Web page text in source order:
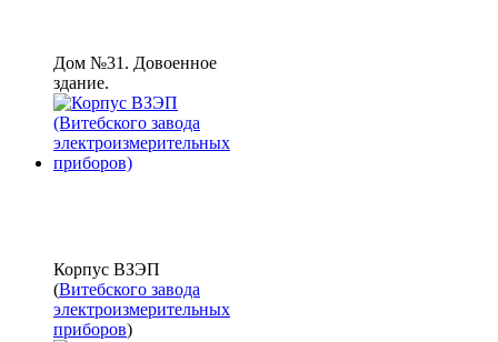
Дом №31. Довоенное
здание.
Корпус ВЗЭП
(Витебского завода
электроизмерительных
приборов)